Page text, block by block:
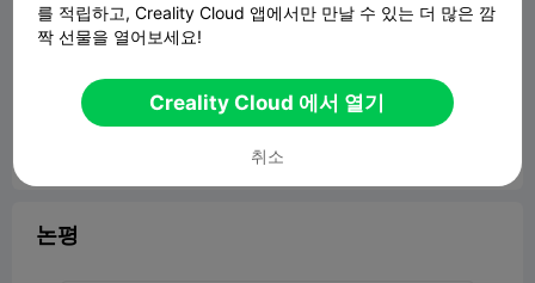
5
논평
를 적립하고, Creality Cloud 앱에서만 만날 수 있는 더 많은 깜
짝 선물을 열어보세요!
Creality Cloud 에서 열기
취소